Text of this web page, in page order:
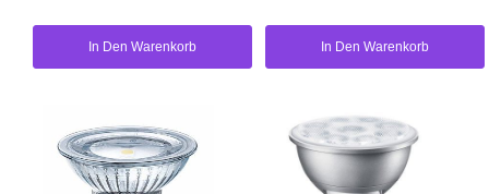
In Den Warenkorb In Den Warenkorb